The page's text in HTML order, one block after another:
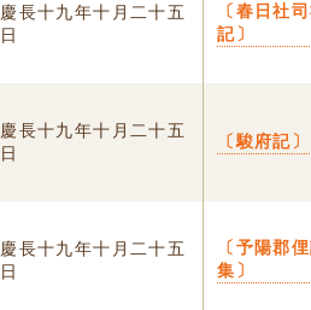
慶長十九年十月二十五
日
〔春日社
記〕
慶長十九年十月二十五
日
〔駿府記〕
慶長十九年十月二十五
日
〔予陽郡
集〕